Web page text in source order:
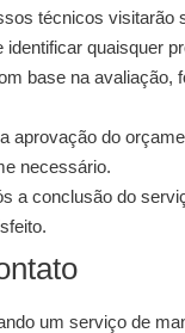
técnicos visitarão
identificar quaisquer
base na avaliação,
aprovação do
necessário.
a conclusão do
um serviço de